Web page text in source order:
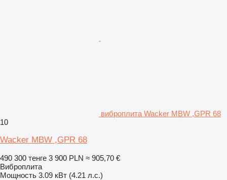
виброплита Wacker MBW ,GPR 68
10
Wacker MBW ,GPR 68
490 300 тенге 3 900 PLN ≈ 905,70 €
Виброплита
Мощность 3.09 кВт (4.21 л.с.)